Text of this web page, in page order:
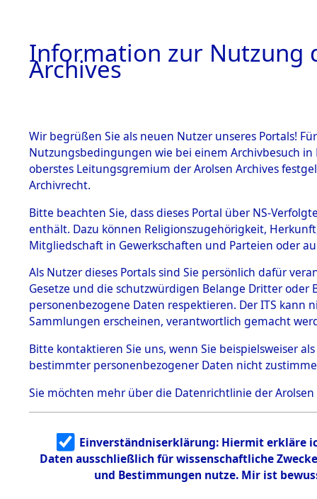
BESTÄNDE
1.
mente
5. Verschiedenes
5.3
Todesmärsche
5.3.1 Alliierte
Erhebungen
zu
Todesmärsch
en
5.3.2
Identifizierun
g
5.3.3
Todesmärsch
auf dem
zur
Roding)
Leben
0001
Information zur Nutzung
Archives
Wir begrüßen Sie als neuen Nutzer unseres Portals!
Nutzungsbedingungen wie bei einem Archivbesuch
oberstes Leitungsgremium der Arolsen Archives
Archivrecht.
Bitte beachten Sie, dass dieses Portal über NS-
enthält. Dazu können Religionszugehörigkeit,
Mitgliedschaft in Gewerkschaften und Parteien oder
Als Nutzer dieses Portals sind Sie persönlich dafür
Gesetze und die schutzwürdigen Belange Dritter
personenbezogene Daten respektieren. Der ITS
Sammlungen erscheinen, verantwortlich gemacht
Bitte kontaktieren Sie uns, wenn Sie beispielsweiser
bestimmter personenbezogener Daten nicht
Sie möchten mehr über die Datenrichtlinie der Arolsen
Einverständniserklärung: Hiermit erkläre
Daten ausschließlich für wissenschaftliche
und Bestimmungen nutze. Mir ist